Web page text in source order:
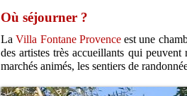
Où séjourner ?
LaVilla Fontane Provenceest une
des artistes très accueillants qui
marchés animés, les sentiers de